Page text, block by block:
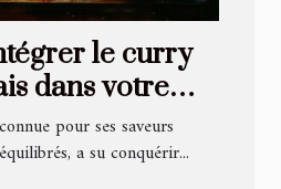
le curry
dans votre
pour ses saveurs
a su conquérir...